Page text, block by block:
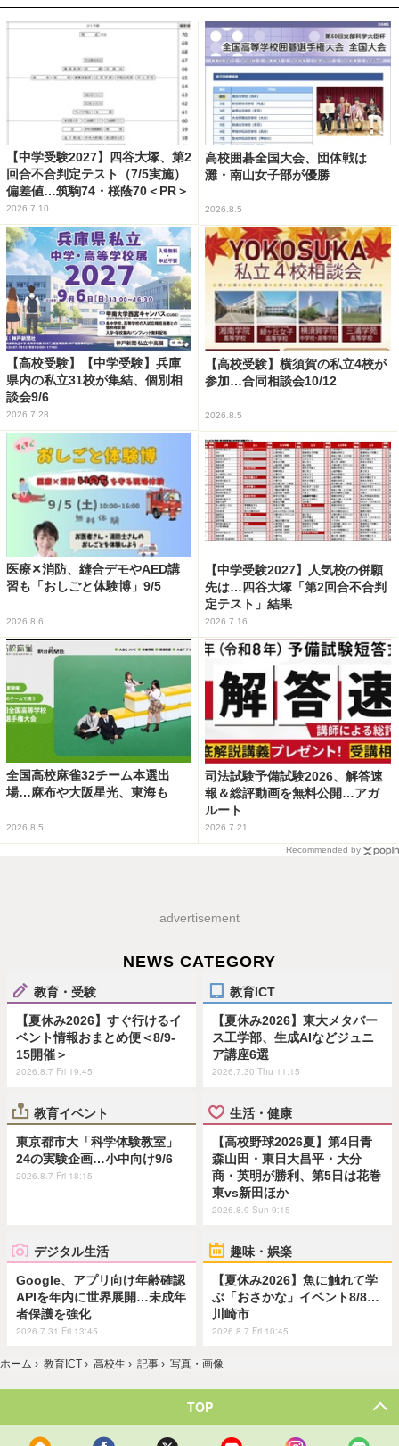
【中学受験2027】四谷大塚、第2
回合不合判定テスト（7/5実施）
偏差値…筑駒74・桜蔭70＜PR＞
2026.7.10
高校囲碁全国大会、団体戦は
灘・南山女子部が優勝
2026.8.5
【高校受験】【中学受験】兵庫
県内の私立31校が集結、個別相
談会9/6
2026.7.28
【高校受験】横須賀の私立4校が
参加…合同相談会10/12
2026.8.5
医療✕消防、縫合デモやAED講
習も「おしごと体験博」9/5
2026.8.6
【中学受験2027】人気校の併願
先は…四谷大塚「第2回合不合判
定テスト」結果
2026.7.16
全国高校麻雀32チーム本選出
場…麻布や大阪星光、東海も
2026.8.5
司法試験予備試験2026、解答速
報＆総評動画を無料公開…アガ
ルート
2026.7.21
Recommended by
advertisement
NEWS CATEGORY
教育・受験
【夏休み2026】すぐ行けるイ
ベント情報おまとめ便＜8/9-
15開催＞
2026.8.7 Fri 19:45
教育ICT
【夏休み2026】東大メタバー
ス工学部、生成AIなどジュニ
ア講座6選
2026.7.30 Thu 11:15
教育イベント
東京都市大「科学体験教室」
24の実験企画…小中向け9/6
2026.8.7 Fri 18:15
生活・健康
【高校野球2026夏】第4日青
森山田・東日大昌平・大分
商・英明が勝利、第5日は花巻
東vs新田ほか
2026.8.9 Sun 9:15
デジタル生活
Google、アプリ向け年齢確認
APIを年内に世界展開…未成年
者保護を強化
2026.7.31 Fri 13:45
趣味・娯楽
【夏休み2026】魚に触れて学
ぶ「おさかな」イベント8/8…
川崎市
2026.8.7 Fri 10:45
ホーム › 教育ICT › 高校生 › 記事 › 写真・画像
TOP